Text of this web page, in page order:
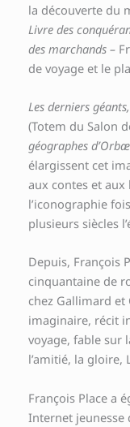
la découverte du
Livre des
des marchands –
de voyage et le
Les derniers géants,
(Totem du Salon
géographes d’Orbæ
élargissent cet
aux contes et aux
l’iconographie
plusieurs siècles
Depuis, François
cinquantaine de
chez Gallimard
imaginaire, récit
voyage, fable sur
l’amitié, la gloire,
François Place a
Internet jeunesse